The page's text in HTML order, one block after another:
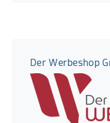
Der Werbeshop